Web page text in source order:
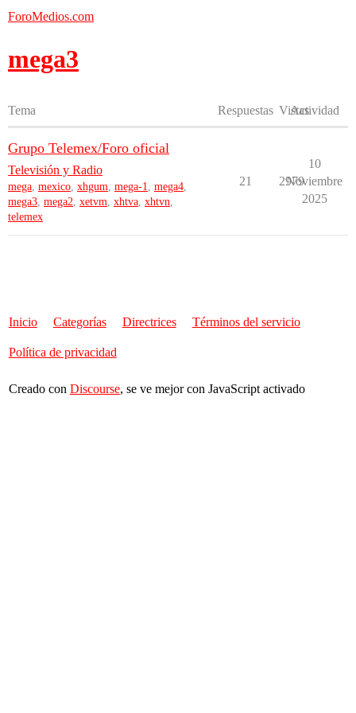
ForoMedios.com
mega3
Tema Respuestas Vistas
Actividad
Grupo Telemex/Foro oficial
Televisión y Radio
mega, mexico, xhgum, mega-1, mega4,
mega3, mega2, xetvm, xhtva, xhtvn,
telemex
21 2979
10
Noviembre
2025
Inicio Categorías Directrices Términos del servicio
Política de privacidad
Creado con Discourse, se ve mejor con JavaScript activado